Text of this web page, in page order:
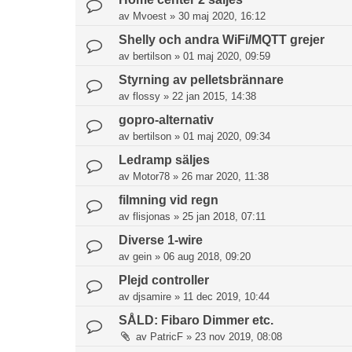
av Mvoest » 30 maj 2020, 16:12
Shelly och andra WiFi/MQTT grejer
av bertilson » 01 maj 2020, 09:59
Styrning av pelletsbrännare
av flossy » 22 jan 2015, 14:38
gopro-alternativ
av bertilson » 01 maj 2020, 09:34
Ledramp säljes
av Motor78 » 26 mar 2020, 11:38
filmning vid regn
av flisjonas » 25 jan 2018, 07:11
Diverse 1-wire
av gein » 06 aug 2018, 09:20
Plejd controller
av djsamire » 11 dec 2019, 10:44
SÅLD: Fibaro Dimmer etc.
av PatricF » 23 nov 2019, 08:08